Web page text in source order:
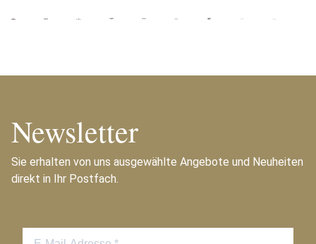
Newsletter
Sie erhalten von uns ausgewählte Angebote und Neuheiten
direkt in Ihr Postfach.